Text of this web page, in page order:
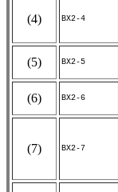
(4) BX2-4
(5) BX2-5
(6) BX2-6
(7) BX2-7